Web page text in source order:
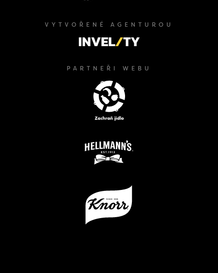
VYTVOŘENÉ AGENTUROU
PARTNEŘI WEBU